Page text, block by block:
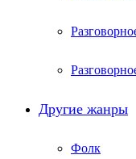
Другие жанры
Фолк